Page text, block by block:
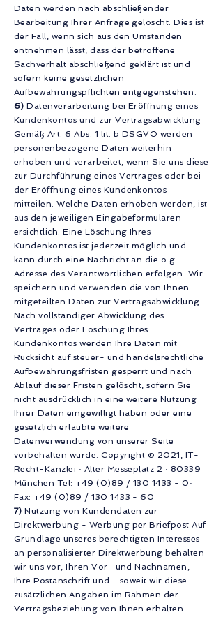
Daten werden nach abschließender
Bearbeitung Ihrer Anfrage gelöscht. Dies ist
der Fall, wenn sich aus den Umständen
entnehmen lässt, dass der betroffene
Sachverhalt abschließend geklärt ist und
sofern keine gesetzlichen
Aufbewahrungspflichten entgegenstehen.
6) Datenverarbeitung bei Eröffnung eines
Kundenkontos und zur Vertragsabwicklung
Gemäß Art. 6 Abs. 1 lit. b DSGVO werden
personenbezogene Daten weiterhin
erhoben und verarbeitet, wenn Sie uns diese
zur Durchführung eines Vertrages oder bei
der Eröffnung eines Kundenkontos
mitteilen. Welche Daten erhoben werden, ist
aus den jeweiligen Eingabeformularen
ersichtlich. Eine Löschung Ihres
Kundenkontos ist jederzeit möglich und
kann durch eine Nachricht an die o.g.
Adresse des Verantwortlichen erfolgen. Wir
speichern und verwenden die von Ihnen
mitgeteilten Daten zur Vertragsabwicklung.
Nach vollständiger Abwicklung des
Vertrages oder Löschung Ihres
Kundenkontos werden Ihre Daten mit
Rücksicht auf steuer- und handelsrechtliche
Aufbewahrungsfristen gesperrt und nach
Ablauf dieser Fristen gelöscht, sofern Sie
nicht ausdrücklich in eine weitere Nutzung
Ihrer Daten eingewilligt haben oder eine
gesetzlich erlaubte weitere
Datenverwendung von unserer Seite
vorbehalten wurde. Copyright © 2021, IT-
Recht-Kanzlei · Alter Messeplatz 2 · 80339
München Tel: +49 (0)89 / 130 1433 - 0 ·
Fax: +49 (0)89 /130 1433 - 60
7) Nutzung von Kundendaten zur
Direktwerbung - Werbung per Briefpost Auf
Grundlage unseres berechtigten Interesses
an personalisierter Direktwerbung behalten
wir uns vor, Ihren Vor- und Nachnamen,
Ihre Postanschrift und - soweit wir diese
zusätzlichen Angaben im Rahmen der
Vertragsbeziehung von Ihnen erhalten